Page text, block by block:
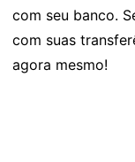
com seu banco.
com suas
agora mesmo!